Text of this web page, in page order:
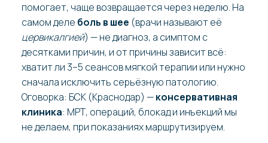
помогает, чаще возвращается через неделю. На
самом деле боль в шее (врачи называют её
цервикалгией) — не диагноз, а симптом с
десятками причин, и от причины зависит всё:
хватит ли 3–5 сеансов мягкой терапии или нужно
сначала исключить серьёзную патологию.
Оговорка: БСК (Краснодар) —консервативная
клиника: МРТ, операций, блокад и инъекций мы
не делаем, при показаниях маршрутизируем.